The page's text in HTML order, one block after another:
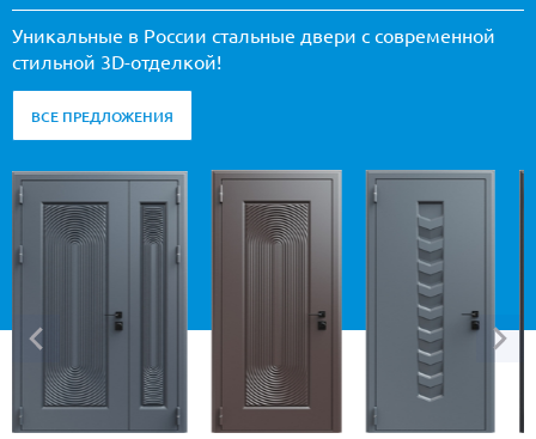
Уникальные в России стальные двери с современной
стильной 3D-отделкой!
ВСЕ ПРЕДЛОЖЕНИЯ